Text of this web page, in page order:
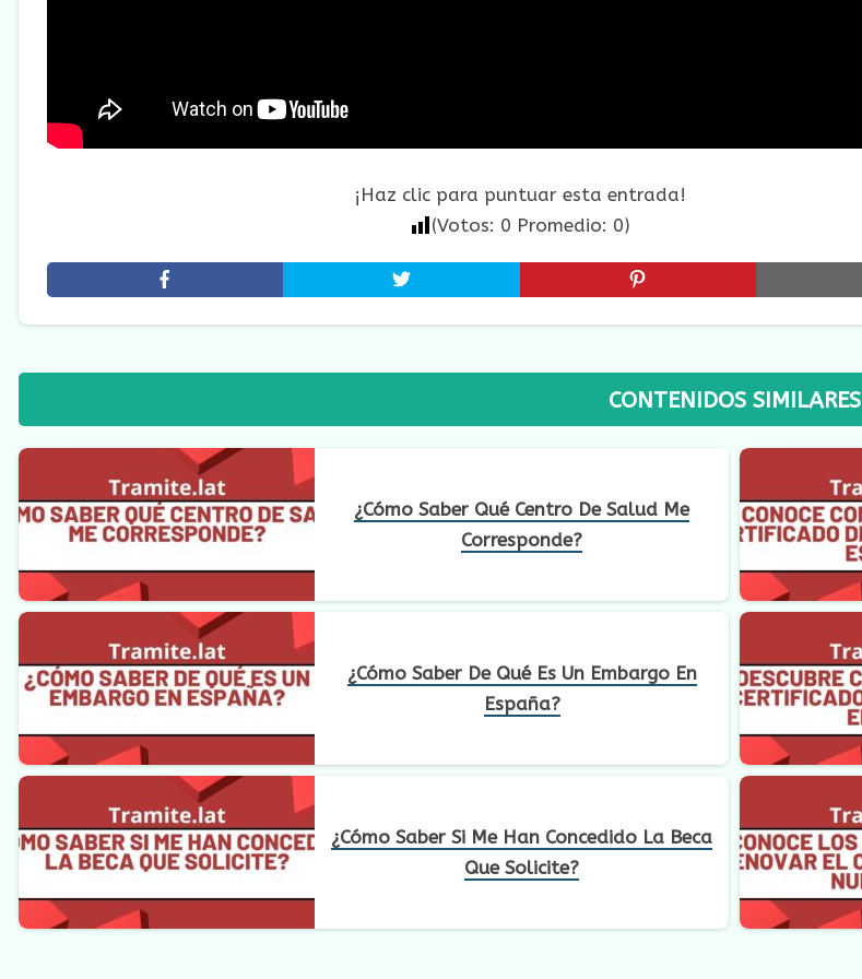
¡Haz clic para puntuar esta entrada!
(Votos: 0 Promedio: 0)
CONTENIDOS SIMILARES
¿Cómo Saber Qué Centro De Salud Me
Corresponde?
¿Cómo Saber De Qué Es Un Embargo En
España?
¿Cómo Saber Si Me Han Concedido La Beca
Que Solicite?